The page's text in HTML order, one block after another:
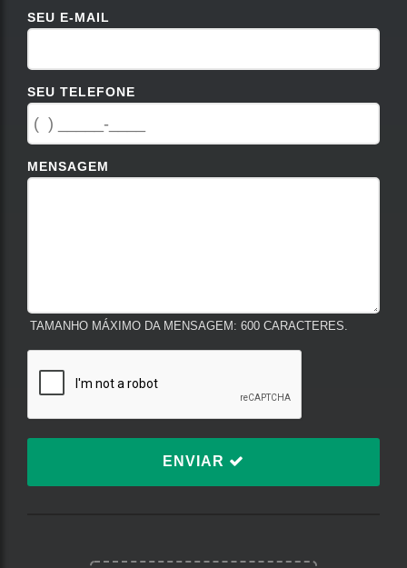
SEU E-MAIL
SEU TELEFONE
MENSAGEM
TAMANHO MÁXIMO DA MENSAGEM: 600 CARACTERES.
ENVIAR